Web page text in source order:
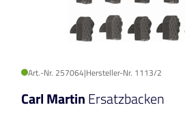
Art.-Nr. 257064|Hersteller-Nr. 1113/2
Carl MartinErsatzbacken